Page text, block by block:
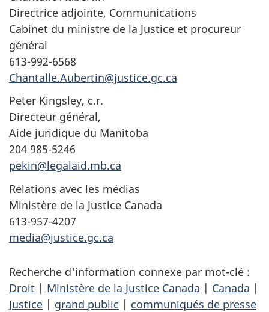
Directrice adjointe, Communications
Cabinet du ministre de la Justice et procureur
général
613-992-6568
Chantalle.Aubertin@justice.gc.ca
Peter Kingsley, c.r.
Directeur général,
Aide juridique du Manitoba
204 985-5246
pekin@legalaid.mb.ca
Relations avec les médias
Ministère de la Justice Canada
613-957-4207
media@justice.gc.ca
Recherche d'information connexe par mot-clé :
Droit | Ministère de la Justice Canada | Canada |
Justice | grand public | communiqués de presse